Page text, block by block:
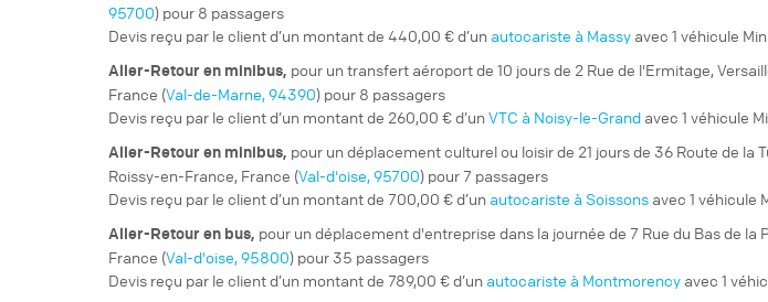
95700) pour 8 passagers
Devis reçu par le client d’un montant de 440,00 € d’un autocariste à Massy avec 1 véhicule
Aller-Retouren minibus, pour untransfert aéroportde 10 jours de 2 Rue de l'Ermitage,
France (Val-de-Marne, 94390) pour 8 passagers
Devis reçu par le client d’un montant de 260,00 € d’unVTC à Noisy-le-Grand avec 1 véhicule
Aller-Retouren minibus, pour undéplacement culturel ou loisirde 21 jours de 36 Route de la
Roissy-en-France, France (Val-d'oise, 95700) pour 7 passagers
Devis reçu par le client d’un montant de 700,00 € d’un autocariste à Soissons avec 1 véhicule
Aller-Retouren bus, pour undéplacement d'entreprise dans la journée de 7 Rue du Bas de la
France (Val-d'oise, 95800) pour 35 passagers
Devis reçu par le client d’un montant de 789,00 € d’un autocariste à Montmorency avec 1